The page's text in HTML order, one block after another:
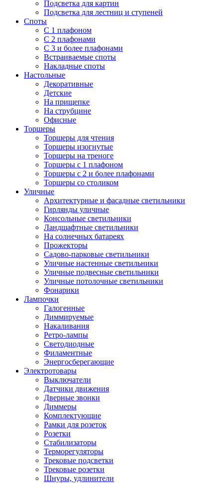
Подсветка для картин
Подсветка для лестниц и ступеней
Споты
С 1 плафоном
С 2 плафонами
С 3 и более плафонами
Встраиваемые споты
Накладные споты
Настольные
Декоративные
Детские
На прищепке
На струбцине
Офисные
Торшеры
Торшеры для чтения
Торшеры изогнутые
Торшеры на треноге
Торшеры с 1 плафоном
Торшеры с 2 и более плафонами
Торшеры со столиком
Уличные
Архитектурные и фасадные светильники
Гирлянды уличные
Консольные светильники
Ландшафтные светильники
На солнечных батареях
Прожекторы
Садово-парковые светильники
Уличные настенные светильники
Уличные подвесные светильники
Уличные потолочные светильники
Фонарики
Лампочки
Галогенные
Диммируемые
Накаливания
Ретро-лампы
Светодиодные
Филаментные
Энергосберегающие
Электротовары
Выключатели
Датчики движения
Дверные звонки
Диммеры
Комплектующие
Рамки для розеток
Розетки
Стабилизаторы
Терморегуляторы
Трековые подсветки
Трековые розетки
Шнуры, удлинители